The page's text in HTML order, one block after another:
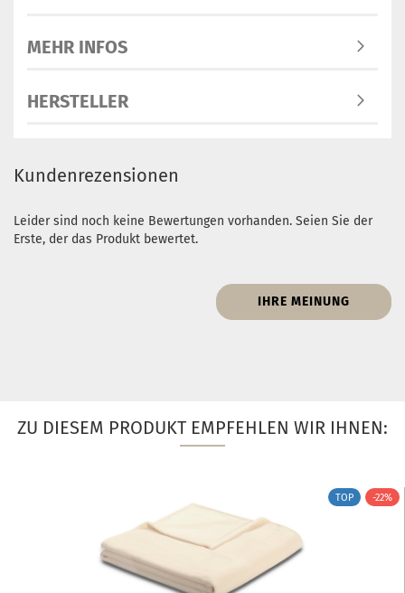
MEHR INFOS
HERSTELLER
Kundenrezensionen
Leider sind noch keine Bewertungen vorhanden. Seien Sie der
Erste, der das Produkt bewertet.
IHRE MEINUNG
ZU DIESEM PRODUKT EMPFEHLEN WIR IHNEN:
TOP -22%